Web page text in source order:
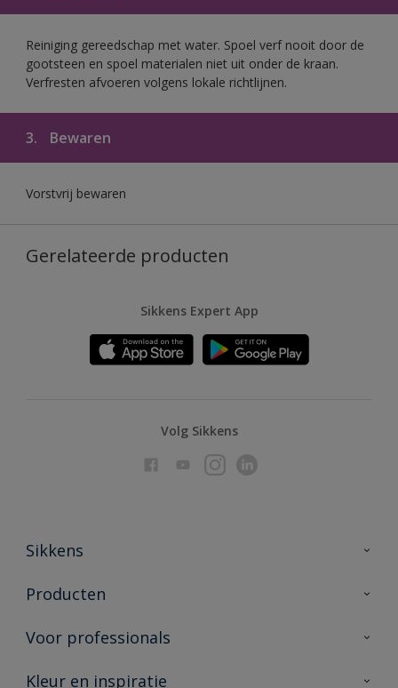
Reiniging gereedschap met water. Spoel verf nooit door de
gootsteen en spoel materialen niet uit onder de kraan.
Verfresten afvoeren volgens lokale richtlijnen.
3. Bewaren
Vorstvrij bewaren
Gerelateerde producten
Sikkens Expert App
Volg Sikkens
Sikkens
Over Sikkens
Duurzaamheid
Producten
Producten voor binnen
Vind je verkooppunt
Voor professionals
Advies & service
Kleur en inspiratie